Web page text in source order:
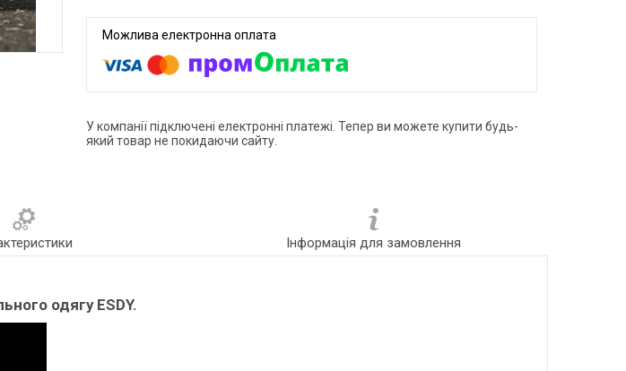
У компанії підключені електронні платежі. Тепер ви можете купити будь-
який товар не покидаючи сайту.
Інформація для замовлення
одягу ESDY.